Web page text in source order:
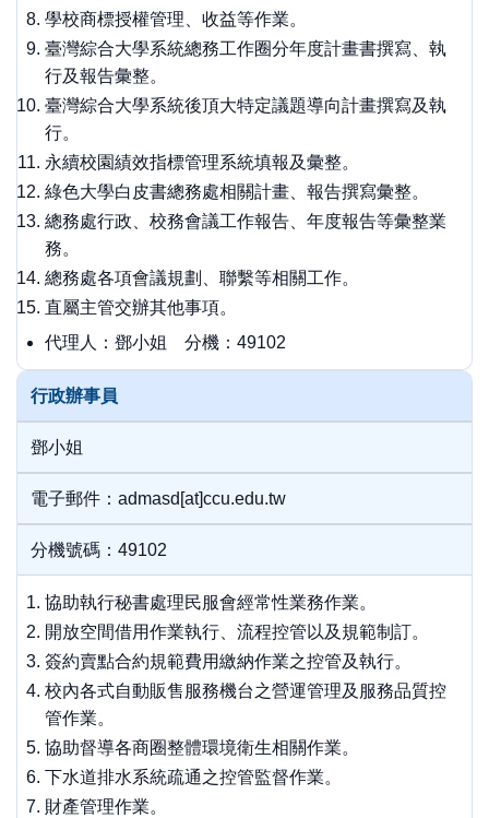
學校商標授權管理、收益等作業。
臺灣綜合大學系統總務工作圈分年度計畫書撰寫、執
行及報告彙整。
臺灣綜合大學系統後頂大特定議題導向計畫撰寫及執
行。
永續校園績效指標管理系統填報及彙整。
綠色大學白皮書總務處相關計畫、報告撰寫彙整。
總務處行政、校務會議工作報告、年度報告等彙整業
務。
總務處各項會議規劃、聯繫等相關工作。
直屬主管交辦其他事項。
代理人：鄧小姐 分機：49102
行政辦事員
鄧小姐
電子郵件：admasd[at]ccu.edu.tw
分機號碼：49102
協助執行秘書處理民服會經常性業務作業。
開放空間借用作業執行、流程控管以及規範制訂。
簽約賣點合約規範費用繳納作業之控管及執行。
校內各式自動販售服務機台之營運管理及服務品質控
管作業。
協助督導各商圈整體環境衛生相關作業。
下水道排水系統疏通之控管監督作業。
財產管理作業。